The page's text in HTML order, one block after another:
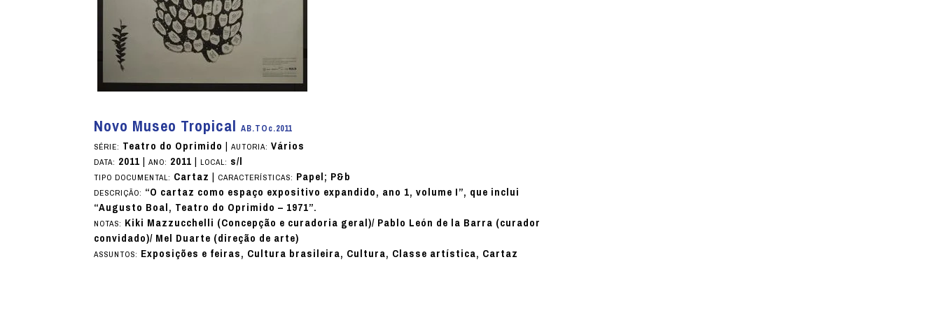
Novo Museo TropicalAB.TOc.2011
SÉRIE: Teatro do Oprimido |AUTORIA:Vários
DATA: 2011|ANO: 2011|LOCAL: s/l
TIPO DOCUMENTAL: Cartaz | CARACTERÍSTICAS: Papel; P&b
DESCRIÇÃO: “O cartaz como espaço expositivo expandido, ano 1, volume I”, que inclui
“Augusto Boal, Teatro do Oprimido – 1971”.
NOTAS: Kiki Mazzucchelli (Concepção e curadoria geral)/ Pablo León de la Barra (curador
convidado)/ Mel Duarte (direção de arte)
ASSUNTOS: Exposições e feiras, Cultura brasileira, Cultura, Classe artística, Cartaz